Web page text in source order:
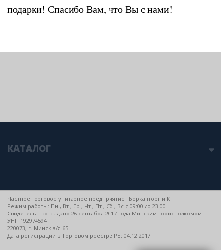
подарки! Спасибо Вам, что Вы с нами!
КАТАЛОГ
Частное торговое унитарное предприятие "Борканторг и К"
Режим работы: Пн , Вт , Ср , Чт , Пт , Сб , Вс c 09:00 до 23:00
Свидетельство выдано 26 сентября 2017 года Минским горисполкомом
УНП 192974594
220073, г. Минск а/я 65
Дата регистрации в Торговом реестре РБ: 04.12.2017